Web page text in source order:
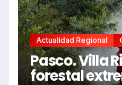
Actualidad Regional
Pasco. Villa
forestal